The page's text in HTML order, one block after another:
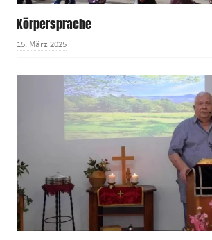
Körpersprache
15. März 2025